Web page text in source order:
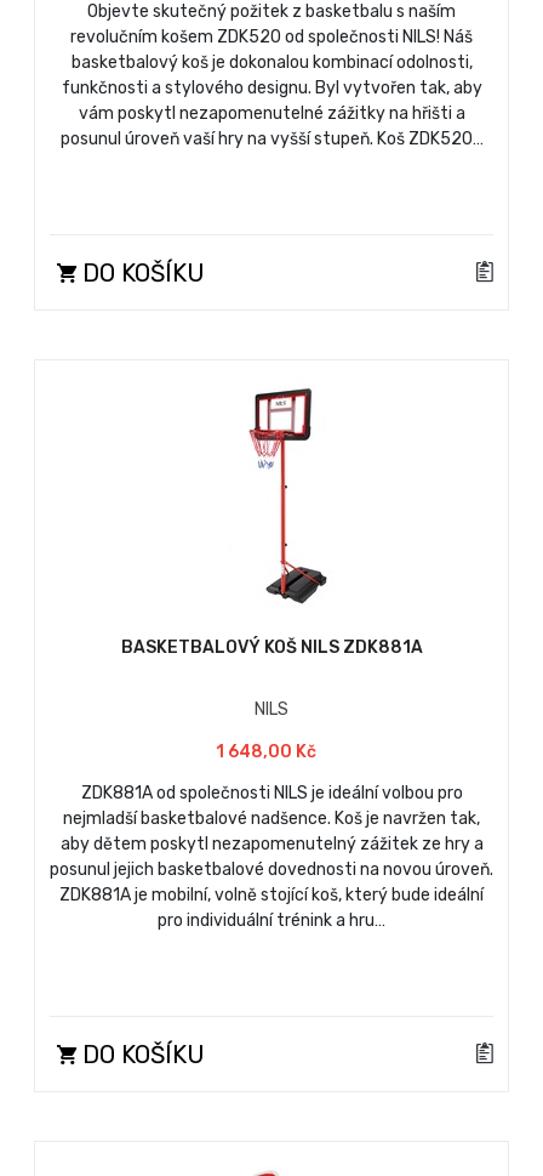
Objevte skutečný požitek z basketbalu s naším
revolučním košem ZDK520 od společnosti NILS! Náš
basketbalový koš je dokonalou kombinací odolnosti,
funkčnosti a stylového designu. Byl vytvořen tak, aby
vám poskytl nezapomenutelné zážitky na hřišti a
posunul úroveň vaší hry na vyšší stupeň. Koš ZDK520…
DO KOŠÍKU
BASKETBALOVÝ KOŠ NILS ZDK881A
NILS
1 648,00 Kč
ZDK881A od společnosti NILS je ideální volbou pro
nejmladší basketbalové nadšence. Koš je navržen tak,
aby dětem poskytl nezapomenutelný zážitek ze hry a
posunul jejich basketbalové dovednosti na novou úroveň.
ZDK881A je mobilní, volně stojící koš, který bude ideální
pro individuální trénink a hru…
DO KOŠÍKU